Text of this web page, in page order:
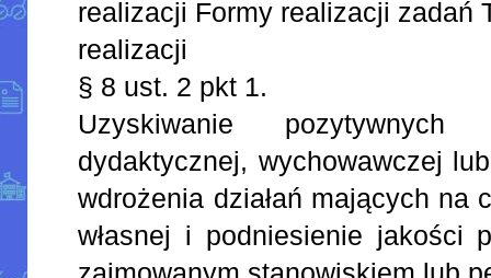
realizacji Formy realizacji zadań
realizacji
§ 8 ust. 2 pkt 1.
Uzyskiwanie
dydaktycznej, wychowawczej
wdrożenia działań mających na
własnej i podniesienie jakości